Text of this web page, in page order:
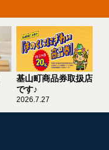
基山町商品券取扱店
です♪
2026.7.27